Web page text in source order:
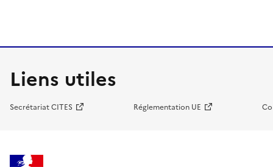
Liens utiles
Secrétariat CITES Réglementation UE